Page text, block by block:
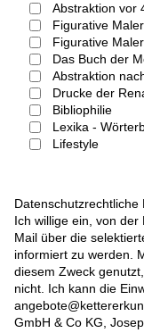
Abstraktion vor
Das Buch der
Abstraktion
Drucke der
Bibliophilie
Lexika -
Lifestyle
Datenschutzrechtliche
Ich willige ein, von der
Mail über die
informiert zu werden.
diesem Zweck
nicht. Ich kann die
GmbH & Co KG,